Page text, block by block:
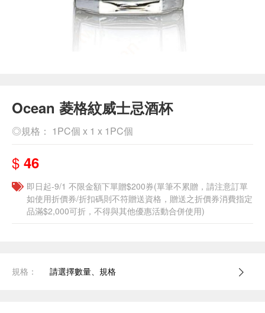
Ocean 菱格紋威士忌酒杯
◎規格： 1PC個 x 1 x 1PC個
$ 46
即日起-9/1 不限金額下單贈$200券(單筆不累贈，請注意訂單
如使用折價券/折扣碼則不符贈送資格，贈送之折價券消費指定
品滿$2,000可折，不得與其他優惠活動合併使用)
規格： 請選擇數量、規格